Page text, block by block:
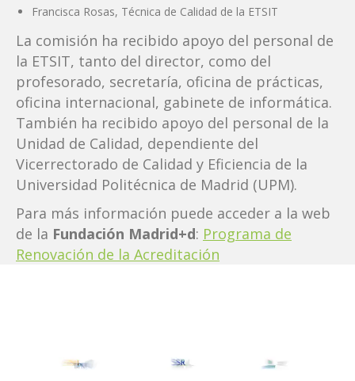
Francisca Rosas, Técnica de Calidad de la ETSIT
La comisión ha recibido apoyo del personal de
la ETSIT, tanto del director, como del
profesorado, secretaría, oficina de prácticas,
oficina internacional, gabinete de informática.
También ha recibido apoyo del personal de la
Unidad de Calidad, dependiente del
Vicerrectorado de Calidad y Eficiencia de la
Universidad Politécnica de Madrid (UPM).
Para más información puede acceder a la web
de la Fundación Madrid+d: Programa de
Renovación de la Acreditación